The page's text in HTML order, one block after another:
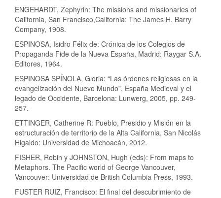
ENGEHARDT, Zephyrin: The missions and missionaries of
California, San Francisco,California: The James H. Barry
Company, 1908.
ESPINOSA, Isidro Félix de: Crónica de los Colegios de
Propaganda Fide de la Nueva España, Madrid: Raygar S.A.
Editores, 1964.
ESPINOSA SPÍNOLA, Gloria: “Las órdenes religiosas en la
evangelización del Nuevo Mundo”, España Medieval y el
legado de Occidente, Barcelona: Lunwerg, 2005, pp. 249-
257.
ETTINGER, Catherine R: Pueblo, Presidio y Misión en la
estructuración de territorio de la Alta California, San Nicolás
Higaldo: Universidad de Michoacán, 2012.
FISHER, Robin y JOHNSTON, Hugh (eds): From maps to
Metaphors. The Pacific world of George Vancouver,
Vancouver: Universidad de British Columbia Press, 1993.
FUSTER RUIZ, Francisco: El final del descubrimiento de